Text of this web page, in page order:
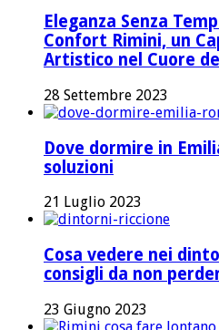
Eleganza Senza
Confort Rimini, un
Artistico nel Cuore
28 Settembre 2023
Dove dormire in
soluzioni
21 Luglio 2023
Cosa vedere nei
consigli da non
23 Giugno 2023